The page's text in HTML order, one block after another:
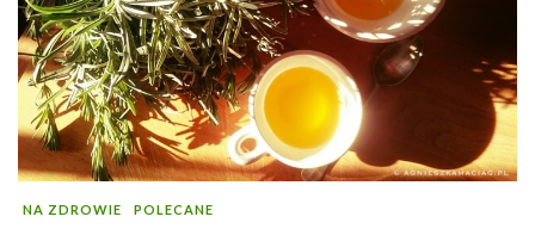
NA ZDROWIE POLECANE